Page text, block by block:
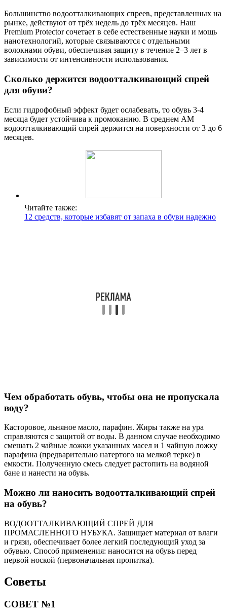
Большинство водоотталкивающих спреев, представленных на
рынке, действуют от трёх недель до трёх месяцев. Наш
Premium Protector сочетает в себе естественные науки и мощь
нанотехнологий, которые связываются с отдельными
волокнами обуви, обеспечивая защиту в течение 2–3 лет в
зависимости от интенсивности использования.
Сколько держится водоотталкивающий спрей
для обуви?
Если гидрофобный эффект будет ослабевать, то обувь 3-4
месяца будет устойчива к промоканию. В среднем АМ
водоотталкивающий спрей держится на поверхности от 3 до 6
месяцев.
Читайте также:
12 средств, которые избавят от запаха в обуви надежно
Чем обработать обувь, чтобы она не пропускала
воду?
Касторовое, льняное масло, парафин. Жиры также на ура
справляются с защитой от воды. В данном случае необходимо
смешать 2 чайные ложки указанных масел и 1 чайную ложку
парафина (предварительно натертого на мелкой терке) в
емкости. Полученную смесь следует растопить на водяной
бане и нанести на обувь.
Можно ли наносить водоотталкивающий спрей
на обувь?
ВОДООТТАЛКИВАЮЩИЙ СПРЕЙ ДЛЯ
ПРОМАСЛЕННОГО НУБУКА. Защищает материал от влаги
и грязи, обеспечивает более легкий последующий уход за
обувью. Способ применения: наносится на обувь перед
первой ноской (первоначальная пропитка).
Советы
СОВЕТ №1